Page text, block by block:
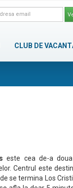
CLUB DE
este cea de-a
Centrul este
se termina Los